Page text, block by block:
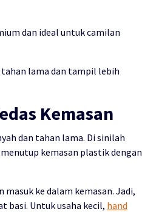
dan ideal untuk camilan
lama dan tampil lebih
Kemasan
dan tahan lama. Di sinilah
kemasan plastik dengan
ke dalam kemasan. Jadi,
basi. Untuk usaha kecil, hand